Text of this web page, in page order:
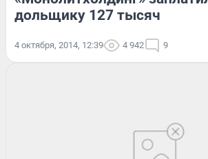
дольщику 127 тысяч
4 октября, 2014, 12:39 4 942 9